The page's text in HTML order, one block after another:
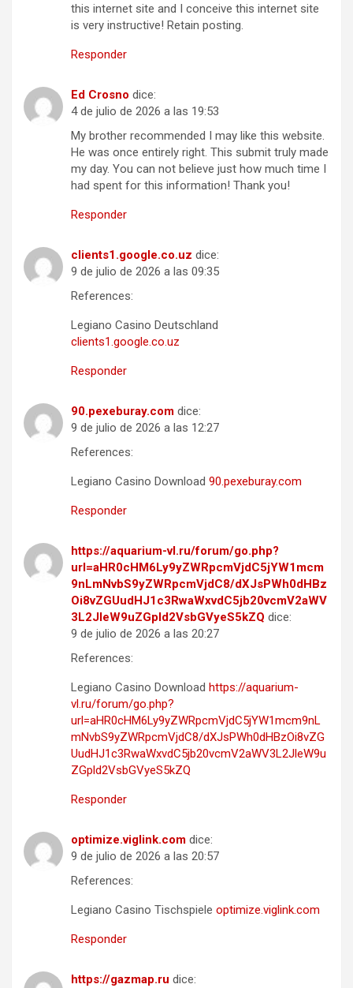
this internet site and I conceive this internet site
is very instructive! Retain posting.
Responder
Ed Crosno dice:
4 de julio de 2026 a las 19:53
My brother recommended I may like this website.
He was once entirely right. This submit truly made
my day. You can not believe just how much time I
had spent for this information! Thank you!
Responder
clients1.google.co.uz dice:
9 de julio de 2026 a las 09:35
References:
Legiano Casino Deutschland
clients1.google.co.uz
Responder
90.pexeburay.com dice:
9 de julio de 2026 a las 12:27
References:
Legiano Casino Download 90.pexeburay.com
Responder
https://aquarium-vl.ru/forum/go.php?
url=aHR0cHM6Ly9yZWRpcmVjdC5jYW1mcm
9nLmNvbS9yZWRpcmVjdC8/dXJsPWh0dHBz
Oi8vZGUudHJ1c3RwaWxvdC5jb20vcmV2aWV
3L2JleW9uZGpld2VsbGVyeS5kZQ dice:
9 de julio de 2026 a las 20:27
References:
Legiano Casino Download https://aquarium-
vl.ru/forum/go.php?
url=aHR0cHM6Ly9yZWRpcmVjdC5jYW1mcm9nL
mNvbS9yZWRpcmVjdC8/dXJsPWh0dHBzOi8vZG
UudHJ1c3RwaWxvdC5jb20vcmV2aWV3L2JleW9u
ZGpld2VsbGVyeS5kZQ
Responder
optimize.viglink.com dice:
9 de julio de 2026 a las 20:57
References:
Legiano Casino Tischspiele optimize.viglink.com
Responder
https://gazmap.ru dice: